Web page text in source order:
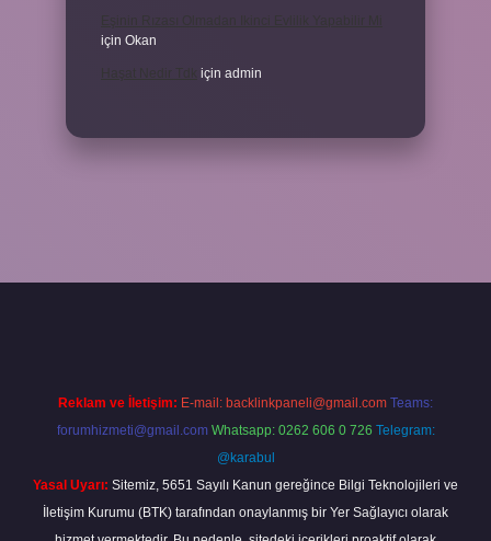
için Okan
için admin
Reklam ve İletişim: E-mail: backlinkpaneli@gmail.com Teams:
forumhizmeti@gmail.com Whatsapp: 0262 606 0 726 Telegram:
@karabul
Yasal Uyarı: Sitemiz, 5651 Sayılı Kanun gereğince Bilgi Teknolojileri ve
İletişim Kurumu (BTK) tarafından onaylanmış bir Yer Sağlayıcı olarak